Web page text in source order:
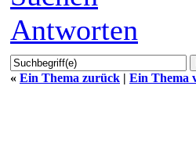
Antworten
« Ein Thema zurück | Ein Thema